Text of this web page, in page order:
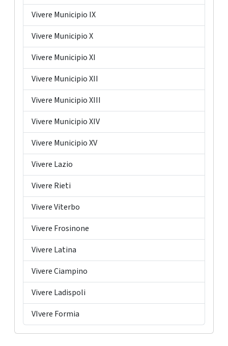
Vivere Municipio IX
Vivere Municipio X
Vivere Municipio XI
Vivere Municipio XII
Vivere Municipio XIII
Vivere Municipio XIV
Vivere Municipio XV
Vivere Lazio
Vivere Rieti
Vivere Viterbo
Vivere Frosinone
Vivere Latina
Vivere Ciampino
Vivere Ladispoli
VIvere Formia